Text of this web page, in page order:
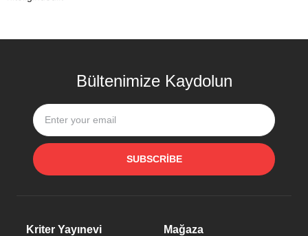
Bültenimize Kaydolun
SUBSCRIBE
Kriter Yayınevi Mağaza